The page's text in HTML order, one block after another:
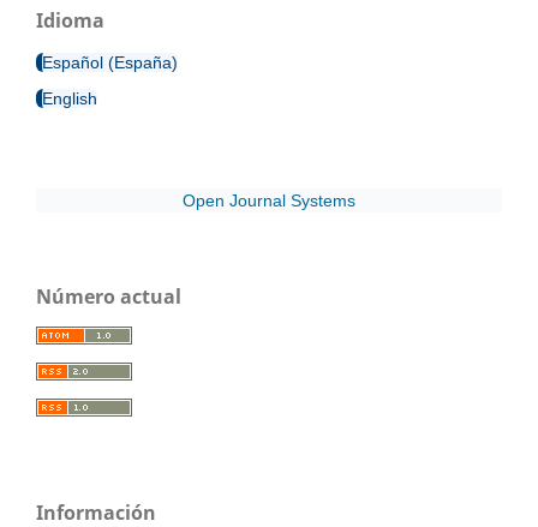
Idioma
Español (España)
English
Open Journal Systems
Número actual
Información